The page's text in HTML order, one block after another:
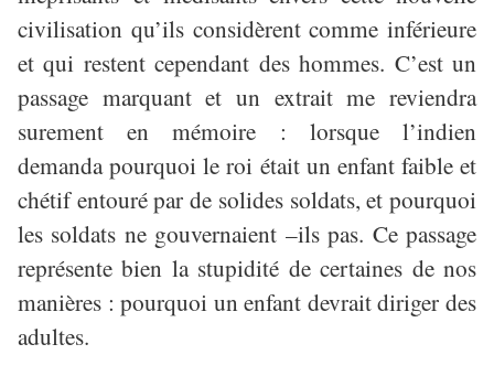
civilisation qu’ils considèrent comme inférieure
et qui restent cependant des hommes. C’est un
passage marquant et un extrait me reviendra
surement en mémoire : lorsque l’indien
demanda pourquoi le roi était un enfant faible et
chétif entouré par de solides soldats, et pourquoi
les soldats ne gouvernaient –ils pas. Ce passage
représente bien la stupidité de certaines de nos
manières : pourquoi un enfant devrait diriger des
adultes.